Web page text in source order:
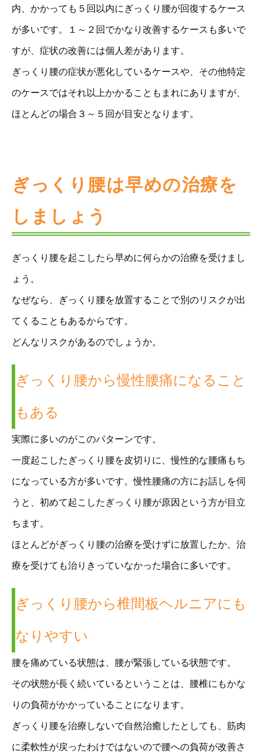
内、かかっても５回以内にぎっくり腰が回復するケース
が多いです。１～２回でかなり改善するケースも多いで
すが、症状の改善には個人差があります。
ぎっくり腰の症状が悪化しているケースや、その他特定
のケースではそれ以上かかることもまれにありますが、
ほとんどの場合３～５回が目安となります。
ぎっくり腰は早めの治療を
しましょう
ぎっくり腰を起こしたら早めに何らかの治療を受けまし
ょう。
なぜなら、ぎっくり腰を放置することで別のリスクが出
てくることもあるからです。
どんなリスクがあるのでしょうか。
ぎっくり腰から慢性腰痛になること
もある
実際に多いのがこのパターンです。
一度起こしたぎっくり腰を皮切りに、慢性的な腰痛もち
になっている方が多いです。慢性腰痛の方にお話しを伺
うと、初めて起こしたぎっくり腰が原因という方が目立
ちます。
ほとんどがぎっくり腰の治療を受けずに放置したか、治
療を受けても治りきっていなかった場合に多いです。
ぎっくり腰から椎間板ヘルニアにも
なりやすい
腰を痛めている状態は、腰が緊張している状態です。
その状態が長く続いているということは、腰椎にもかな
りの負荷がかかっていることになります。
ぎっくり腰を治療しないで自然治癒したとしても、筋肉
に柔軟性が戻ったわけではないので腰への負荷が改善さ